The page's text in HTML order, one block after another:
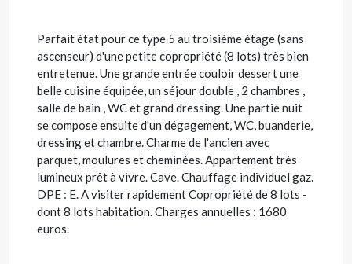
Parfait état pour ce type 5 au troisième étage (sans
ascenseur) d'une petite copropriété (8 lots) très bien
entretenue. Une grande entrée couloir dessert une
belle cuisine équipée, un séjour double , 2 chambres ,
salle de bain , WC et grand dressing. Une partie nuit
se compose ensuite d'un dégagement, WC, buanderie,
dressing et chambre. Charme de l'ancien avec
parquet, moulures et cheminées. Appartement très
lumineux prêt à vivre. Cave. Chauffage individuel gaz.
DPE : E. A visiter rapidement Copropriété de 8 lots -
dont 8 lots habitation. Charges annuelles : 1680
euros.